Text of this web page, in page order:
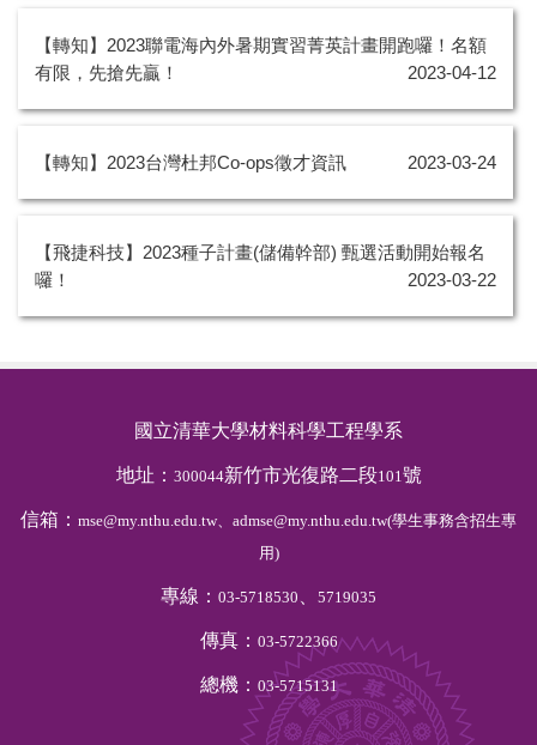
【轉知】2023聯電海內外暑期實習菁英計畫開跑囉！名額
有限，先搶先贏！
2023-04-12
【轉知】2023台灣杜邦Co-ops徵才資訊 2023-03-24
【飛捷科技】2023種子計畫(儲備幹部) 甄選活動開始報名
囉！
2023-03-22
國立清華大學材料科學工程學系
地址： 300044新竹市光復路二段101號
信箱： mse@my.nthu.edu.tw、admse@my.nthu.edu.tw(學生事務含招生專
用)
專線： 03-5718530 、 5719035
傳真： 03-5722366
總機： 03-5715131